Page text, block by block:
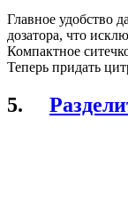
Главное удобство
дозатора, что
Компактное
Теперь придать
5.